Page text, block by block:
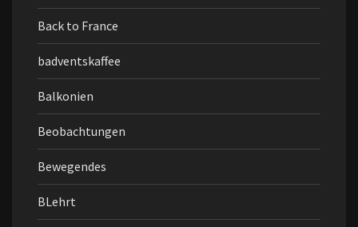
Back to France
badventskaffee
Balkonien
Beobachtungen
Bewegendes
BLehrt